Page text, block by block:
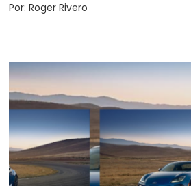
Por: Roger Rivero